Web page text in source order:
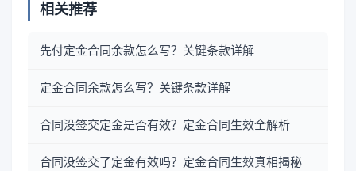
相关推荐
先付定金合同余款怎么写？关键条款详解
定金合同余款怎么写？关键条款详解
合同没签交定金是否有效？定金合同生效全解析
合同没签交了定金有效吗？定金合同生效真相揭秘